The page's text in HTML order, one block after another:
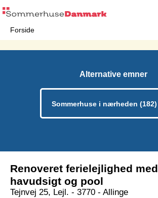
Forside
Alternative emner
Sommerhuse i nærheden (182)
Renoveret ferielejlighed med
havudsigt og pool
Tejnvej 25, Lejl. - 3770 - Allinge